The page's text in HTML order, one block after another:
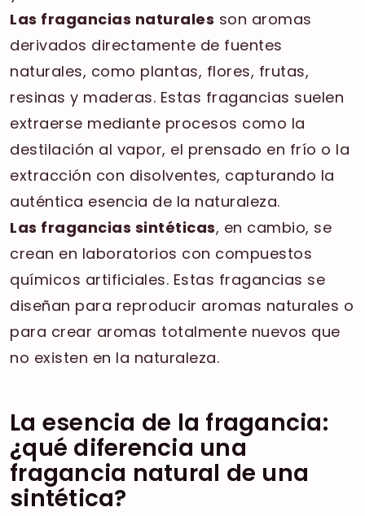
Las fragancias naturales son aromas
derivados directamente de fuentes
naturales, como plantas, flores, frutas,
resinas y maderas. Estas fragancias suelen
extraerse mediante procesos como la
destilación al vapor, el prensado en frío o la
extracción con disolventes, capturando la
auténtica esencia de la naturaleza.
Las fragancias sintéticas, en cambio, se
crean en laboratorios con compuestos
químicos artificiales. Estas fragancias se
diseñan para reproducir aromas naturales o
para crear aromas totalmente nuevos que
no existen en la naturaleza.
La esencia de la fragancia:
¿qué diferencia una
fragancia natural de una
sintética?